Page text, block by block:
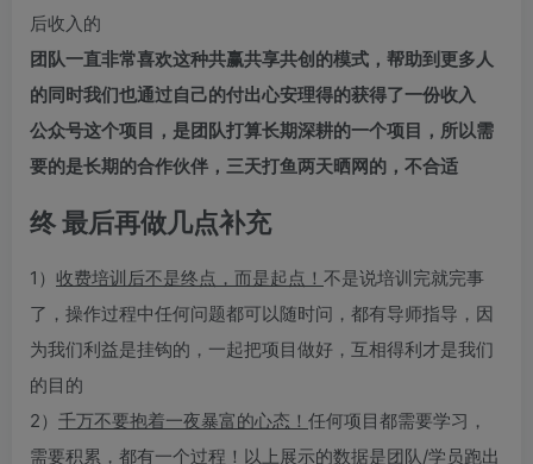
后收入的
团队一直非常喜欢这种共赢共享共创的模式，帮助到更多人
的同时我们也通过自己的付出心安理得的获得了一份收入
公众号这个项目，是团队打算长期深耕的一个项目，所以需
要的是长期的合作伙伴，三天打鱼两天晒网的，不合适
终最后再做几点补充
1） 收费培训后不是终点，而是起点！ 不是说培训完就完事
了，操作过程中任何问题都可以随时问，都有导师指导，因
为我们利益是挂钩的，一起把项目做好，互相得利才是我们
的目的
2） 千万不要抱着一夜暴富的心态！ 任何项目都需要学习，
需要积累，都有一个过程！以上展示的数据是团队/学员跑出